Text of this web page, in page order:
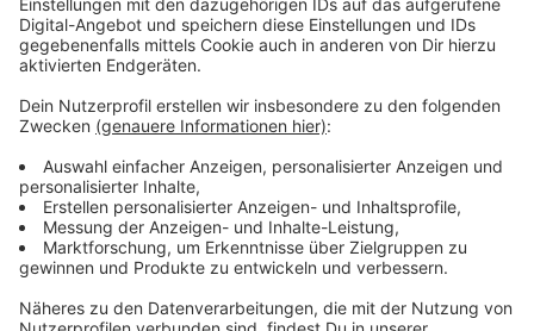
Anzeige
treibt Jürgen Bangert nun als "Elvis Eifel" seine Späße
Aber selbst seine 'Opfer' müssen am Ende mit lachen -
wenn auch nicht immer. Und weil ihr nicht genug von
ihm bekommen könnt, ist Elvis nun unter die Podcaster
gegangen. Somit steht euch Elvis rund um die Uhr zur
"Directors-Cut" - die Original-Telefonate in längerer